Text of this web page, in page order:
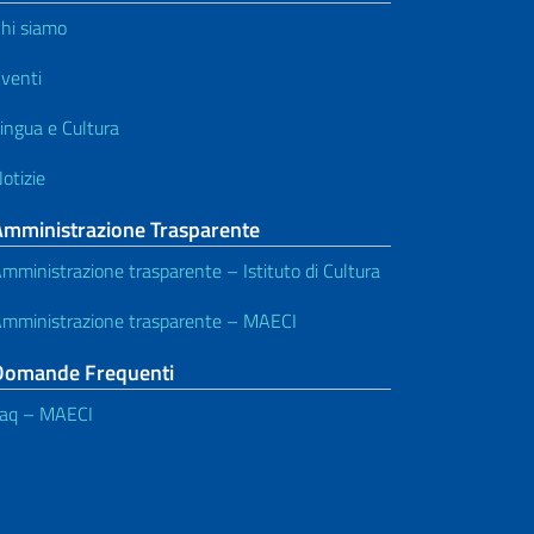
siamo
e Cultura
Trasparente
trasparente – Istituto di Cultura
trasparente – MAECI
Frequenti
– MAECI